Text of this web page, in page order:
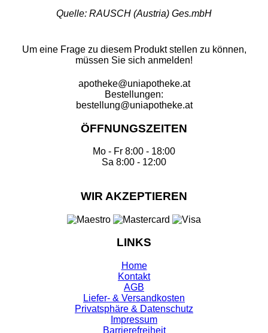
Quelle: RAUSCH (Austria) Ges.mbH
Um eine Frage zu diesem Produkt stellen zu können,
müssen Sie sich anmelden!
apotheke@uniapotheke.at
Bestellungen:
bestellung@uniapotheke.at
ÖFFNUNGSZEITEN
Mo - Fr 8:00 - 18:00
Sa 8:00 - 12:00
WIR AKZEPTIEREN
LINKS
Home
Kontakt
AGB
Liefer- & Versandkosten
Privatsphäre & Datenschutz
Impressum
Barrierefreiheit